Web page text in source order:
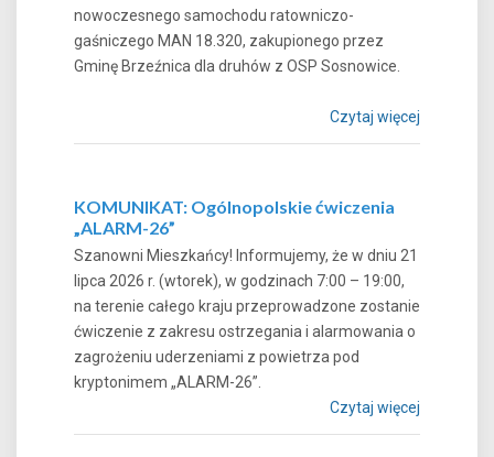
nowoczesnego samochodu ratowniczo-
gaśniczego MAN 18.320, zakupionego przez
Gminę Brzeźnica dla druhów z OSP Sosnowice.
Czytaj więcej
KOMUNIKAT: Ogólnopolskie ćwiczenia
„ALARM-26”
Szanowni Mieszkańcy! Informujemy, że w dniu 21
lipca 2026 r. (wtorek), w godzinach 7:00 – 19:00,
na terenie całego kraju przeprowadzone zostanie
ćwiczenie z zakresu ostrzegania i alarmowania o
zagrożeniu uderzeniami z powietrza pod
kryptonimem „ALARM-26”.
Czytaj więcej